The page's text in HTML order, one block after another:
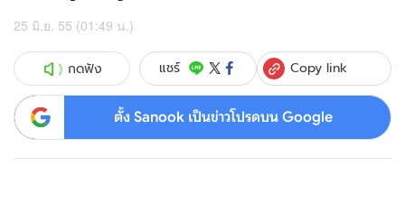
25 มิ.ย. 55 (01:49 น.)
กดฟัง แชร์ Copy link
ตั้ง Sanook เป็นข่าวโปรดบน Google